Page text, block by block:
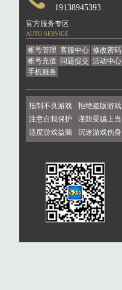
19138945393
官方服务专区
AUTO SERVICE
帐号管理 客服中心 修改密码
帐号充值 问题提交 活动中心
手机服务
抵制不良游戏
拒绝盗版游戏
注意自我保护
谨防受骗上当
适度游戏益脑
沉迷游戏伤身